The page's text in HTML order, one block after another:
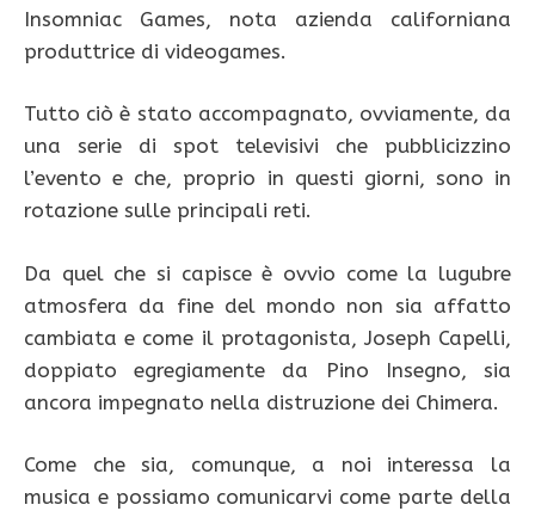
Insomniac Games, nota azienda californiana
produttrice di videogames.
Tutto ciò è stato accompagnato, ovviamente, da
una serie di spot televisivi che pubblicizzino
l’evento e che, proprio in questi giorni, sono in
rotazione sulle principali reti.
Da quel che si capisce è ovvio come la lugubre
atmosfera da fine del mondo non sia affatto
cambiata e come il protagonista, Joseph Capelli,
doppiato egregiamente da Pino Insegno, sia
ancora impegnato nella distruzione dei Chimera.
Come che sia, comunque, a noi interessa la
musica e possiamo comunicarvi come parte della